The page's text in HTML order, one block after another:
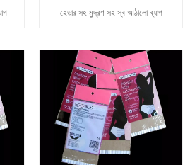
হেডার সহ মুদ্রণ সহ স্ব আঠালো ব্যাগ